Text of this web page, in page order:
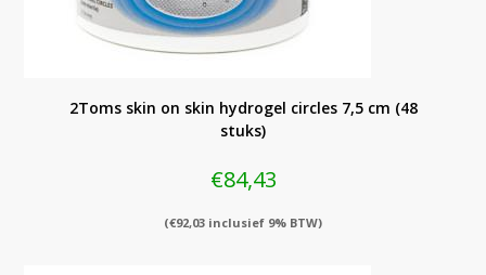
2Toms skin on skin hydrogel circles 7,5 cm (48
stuks)
€84,43
(€92,03 inclusief 9% BTW)